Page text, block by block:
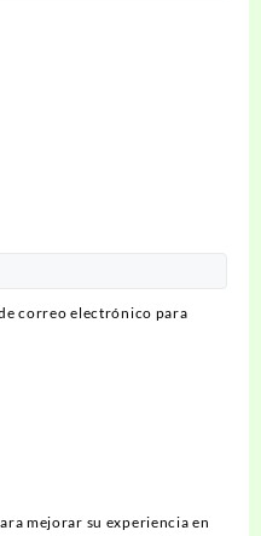
correo electrónico para
mejorar su experiencia en